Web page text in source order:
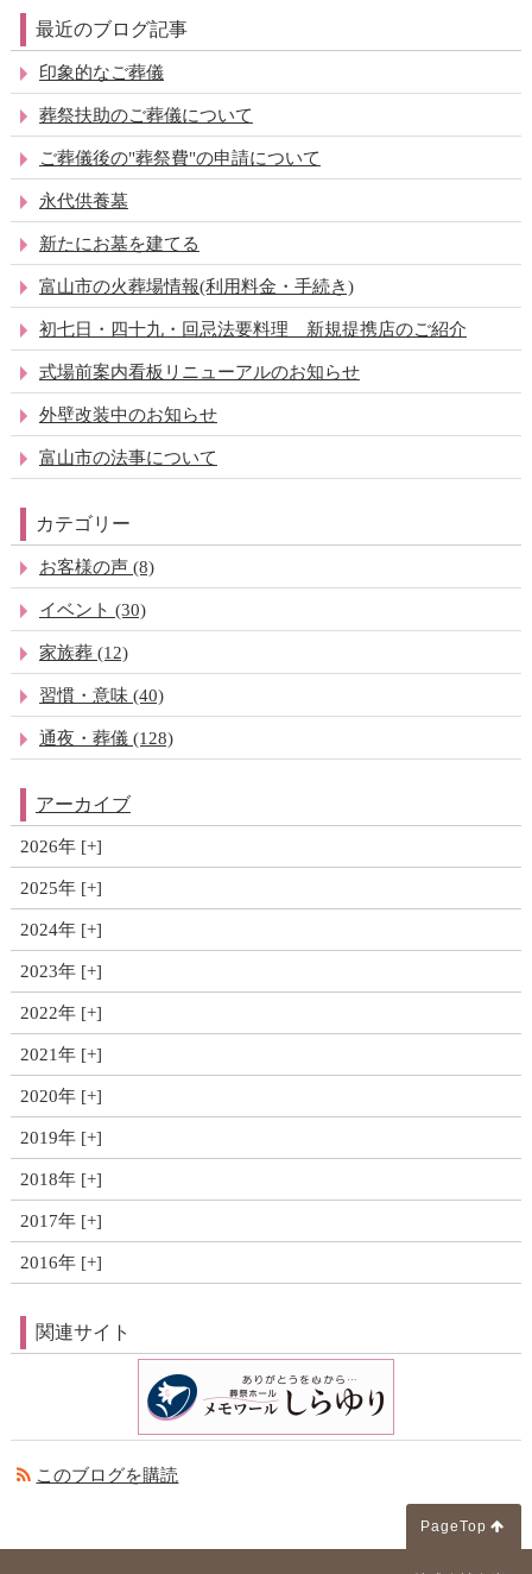
最近のブログ記事
印象的なご葬儀
葬祭扶助のご葬儀について
ご葬儀後の"葬祭費"の申請について
永代供養墓
新たにお墓を建てる
富山市の火葬場情報(利用料金・手続き)
初七日・四十九・回忌法要料理 新規提携店のご紹介
式場前案内看板リニューアルのお知らせ
外壁改装中のお知らせ
富山市の法事について
カテゴリー
お客様の声 (8)
イベント (30)
家族葬 (12)
習慣・意味 (40)
通夜・葬儀 (128)
アーカイブ
2026年
2025年
2024年
2023年
2022年
2021年
2020年
2019年
2018年
2017年
2016年
関連サイト
このブログを購読
PageTop